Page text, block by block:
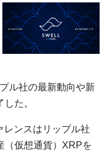
ル社の最新動向や新
た。
レンスはリップル社
（仮想通貨）XRPを